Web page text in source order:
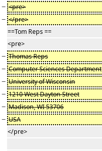
− <pre>
− </pre>
==Tom Reps ==
<pre>
− Thomas Reps
− Computer Sciences Department
− University of Wisconsin
− 1210 West Dayton Street
− Madison, WI 53706
− USA
</pre>